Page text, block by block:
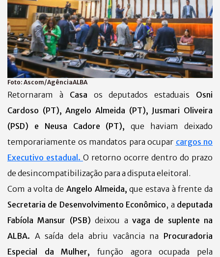
Foto: Ascom/AgênciaALBA
Retornaram à Casa os deputados estaduais Osni
Cardoso (PT), Angelo Almeida (PT), Jusmari Oliveira
(PSD) e Neusa Cadore (PT),que haviam deixado
temporariamente os mandatos para ocupar cargos no
Executivo estadual. O retorno ocorre dentro do prazo
de desincompatibilização para a disputa eleitoral.
Com a volta de Angelo Almeida, que estava à frente da
Secretaria de Desenvolvimento Econômico, a deputada
Fabíola Mansur (PSB) deixou a vaga de suplente na
ALBA. A saída dela abriu vacância na Procuradoria
Especial da Mulher, função agora ocupada pela